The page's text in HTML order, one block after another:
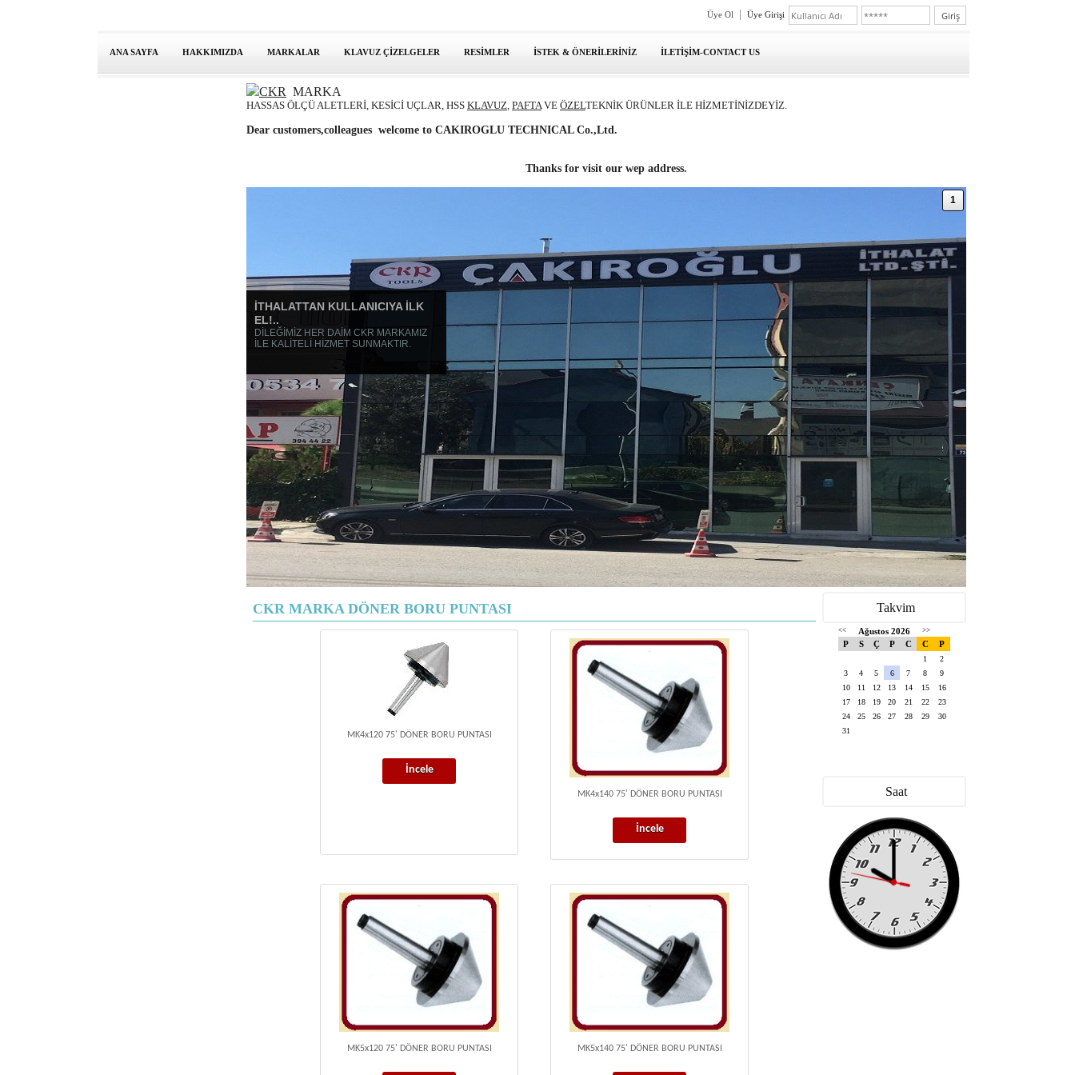
Üye Ol Üye Girişi
ANA SAYFA HAKKIMIZDA MARKALAR KLAVUZ ÇİZELGELER RESİMLER İSTEK & ÖNERİLERİNİZ İLETİŞİM-CONTACT US
CKR MARKA
HASSAS ÖLÇÜ ALETLERİ, KESİCİ UÇLAR, HSS KLAVUZ, PAFTAVE ÖZELTEKNİK ÜRÜNLER İLE HİZMETİNİZDEYİZ.
Dear customers,colleagues welcome to CAKIROGLU TECHNICAL Co.,Ltd.
Thanks for visit our wep address.
İTHALATTAN KULLANICIYA İLK
EL!..
DİLEĞİMİZ HER DAİM CKR MARKAMIZ
İLE KALİTELİ HİZMET SUNMAKTIR.
1
CKR MARKA DÖNER BORU PUNTASI
MK4x120 75' DÖNER BORU PUNTASI
İncele
MK4x140 75' DÖNER BORU PUNTASI
İncele
MK5x120 75' DÖNER BORU PUNTASI MK5x140 75' DÖNER BORU PUNTASI
Takvim
<< Ağustos 2026 >>
P S Ç P C C P
1
2
3
4 5 6 7 8
9
10
11 12 13 14 15
16
17
18 19 20 21 22
23
24
25 26 27 28 29
30
31
Saat